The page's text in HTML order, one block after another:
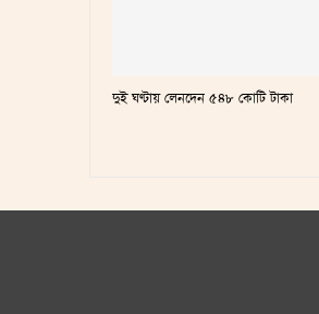
দুই ঘণ্টায় লেনদেন ৫৪৮ কোটি টাকা